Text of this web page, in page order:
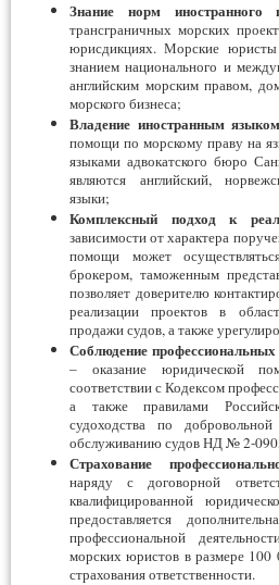
Знание норм иностранного
трансграничных морских
юрисдикциях. Морские
знанием национального и
английским морским правом,
морского бизнеса;
Владение иностранным языком
помощи по морскому праву на
языками адвокатского бюро
являются английский,
языки;
Комплексный подход к
зависимости от характера
помощи может
брокером, таможенным
позволяет доверителю
реализации проектов в
продажи судов, а также
Соблюдение профессиональных
– оказание юридической
соответствии с Кодексом
а также правилами
судоходства по
обслуживанию судов НД № 2-
Страхование
наряду с договорной
квалифицированной
предоставляется
профессиональной
морских юристов в размере
страхования ответственности.